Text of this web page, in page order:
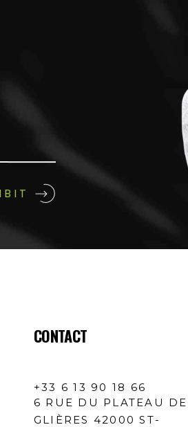
CONTACT
+33 6 13 90 18 66
6 RUE DU PLATEAU
GLIÈRES 42000 ST-